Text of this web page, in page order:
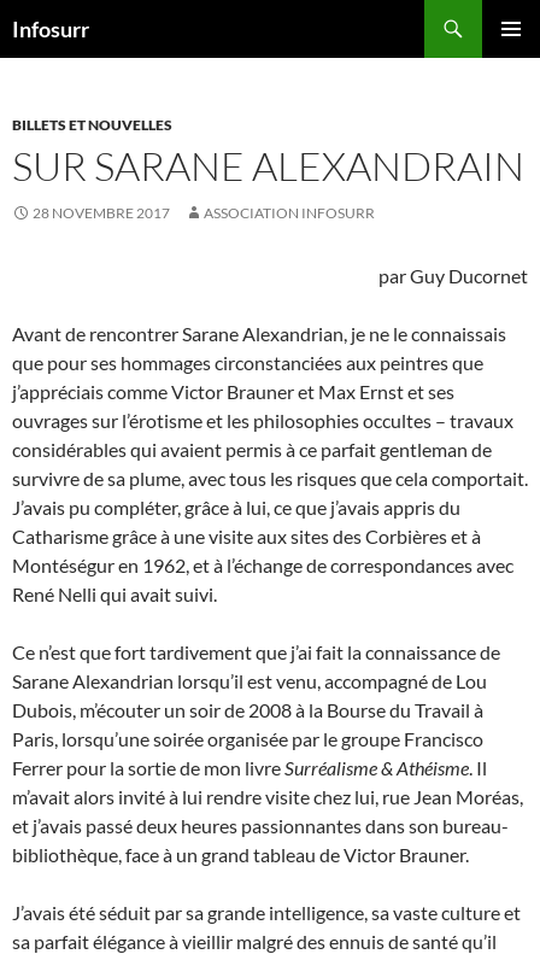
auInfosurr
BILLETS ET NOUVELLES
SUR SARANE ALEXANDRAIN
28 NOVEMBRE 2017 ASSOCIATION INFOSURR
par Guy Ducornet
Avant de rencontrer Sarane Alexandrian, je ne le connaissais
que pour ses hommages circonstanciées aux peintres que
j’appréciais comme Victor Brauner et Max Ernst et ses
ouvrages sur l’érotisme et les philosophies occultes – travaux
considérables qui avaient permis à ce parfait gentleman de
survivre de sa plume, avec tous les risques que cela comportait.
J’avais pu compléter, grâce à lui, ce que j’avais appris du
Catharisme grâce à une visite aux sites des Corbières et à
Montéségur en 1962, et à l’échange de correspondances avec
René Nelli qui avait suivi.
Ce n’est que fort tardivement que j’ai fait la connaissance de
Sarane Alexandrian lorsqu’il est venu, accompagné de Lou
Dubois, m’écouter un soir de 2008 à la Bourse du Travail à
Paris, lorsqu’une soirée organisée par le groupe Francisco
Ferrer pour la sortie de mon livreSurréalisme & Athéisme. Il
m’avait alors invité à lui rendre visite chez lui, rue Jean Moréas,
et j’avais passé deux heures passionnantes dans son bureau-
bibliothèque, face à un grand tableau de Victor Brauner.
J’avais été séduit par sa grande intelligence, sa vaste culture et
sa parfait élégance à vieillir malgré des ennuis de santé qu’il